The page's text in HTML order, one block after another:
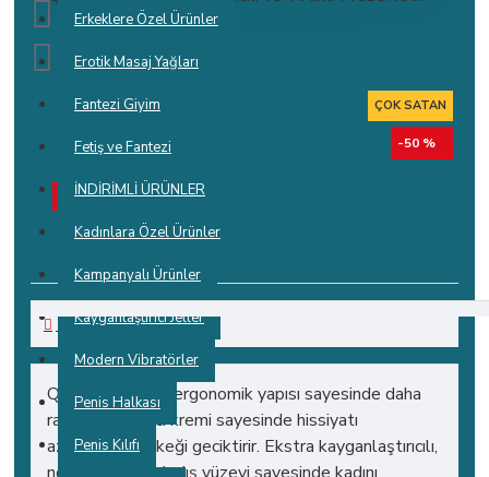
Erkeklere Özel Ürünler
Erotik Masaj Yağları
Fantezi Giyim
Fetiş ve Fantezi
İNDİRİMLİ ÜRÜNLER
Kadınlara Özel Ürünler
Kampanyalı Ürünler
Kayganlaştırıcı Jeller
Modern Vibratörler
Penis Halkası
Penis Kılıfı
ÇOK SATAN
-50 %
STOKTA YOK
0 yorum yapılmış. - Yorum Yap
AÇIKLAMALAR
Q REFLECTIVE ergonomik yapısı sayesinde daha
rahat. Geciktirici kremi sayesinde hissiyatı
azaltmadan erkeği geciktirir. Ekstra kayganlaştırıcılı,